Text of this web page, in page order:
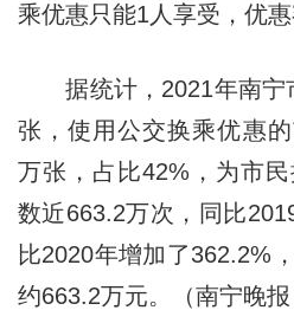
乘优惠只能1人享受，优惠
据统计，2021年南宁
张，使用公交换乘优惠
万张，占比42%，为市
数近663.2万次，同比
比2020年增加了362.2%
约663.2万元。（南宁晚报